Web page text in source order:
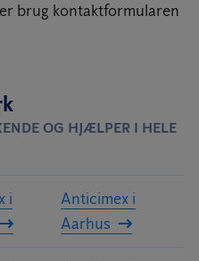
brug kontaktformularen
OG HJÆLPER I HELE
i
Anticimex i
Aarhus